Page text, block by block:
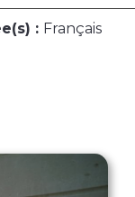
: Français